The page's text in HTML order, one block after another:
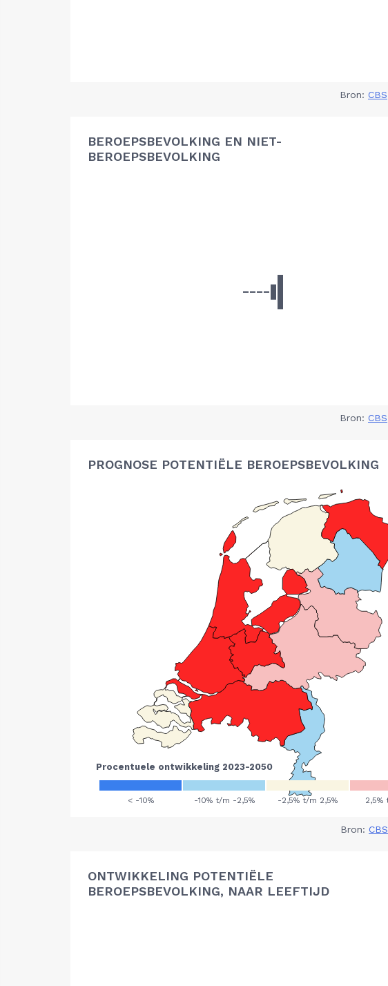
Bron: CBS
BEROEPSBEVOLKING EN NIET-
BEROEPSBEVOLKING
Bron: CBS
PROGNOSE POTENTIËLE BEROEPSBEVOLKING
Bron: CBS
ONTWIKKELING POTENTIËLE
BEROEPSBEVOLKING, NAAR LEEFTIJD